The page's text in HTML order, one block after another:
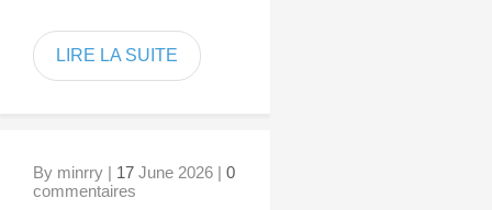
LIRE LA SUITE
By minrry | 17 June 2026 | 0
commentaires